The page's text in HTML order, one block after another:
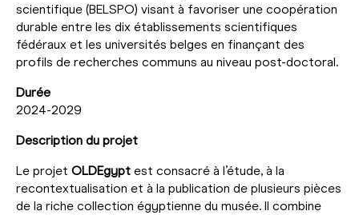
scientifique (BELSPO) visant à favoriser une coopération
durable entre les dix établissements scientifiques
fédéraux et les universités belges en finançant des
profils de recherches communs au niveau post-doctoral.
Durée
2024-2029
Description du projet
Le projet OLDEgypt est consacré à l’étude, à la
recontextualisation et à la publication de plusieurs pièces
de la riche collection égyptienne du musée. Il combine